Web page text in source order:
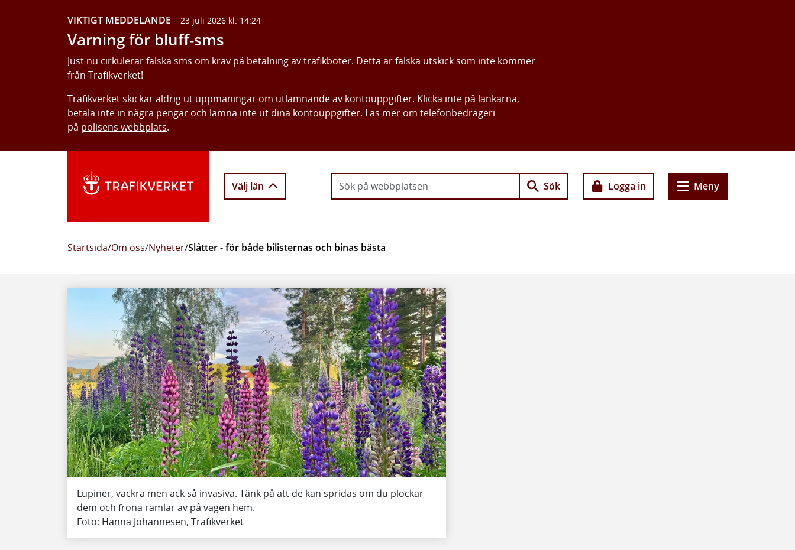
VIKTIGT MEDDELANDE 23 juli 2026 kl. 14:24
Varning för bluff-sms
Just nu cirkulerar falska sms om krav på betalning av trafikböter. Detta är falska utskick som inte kommer
från Trafikverket!
Trafikverket skickar aldrig ut uppmaningar om utlämnande av kontouppgifter. Klicka inte på länkarna,
betala inte in några pengar och lämna inte ut dina kontouppgifter. Läs mer om telefonbedrägeri
på polisens webbplats.
Välj län Sök Logga in Meny
Startsida/Om oss/Nyheter/Slåtter - för både bilisternas och binas bästa
Lupiner, vackra men ack så invasiva. Tänk på att de kan spridas om du plockar
dem och fröna ramlar av på vägen hem.
Foto: Hanna Johannesen, Trafikverket